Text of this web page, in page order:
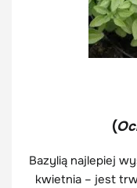
(
Bazylią najlepiej
kwietnia – jest